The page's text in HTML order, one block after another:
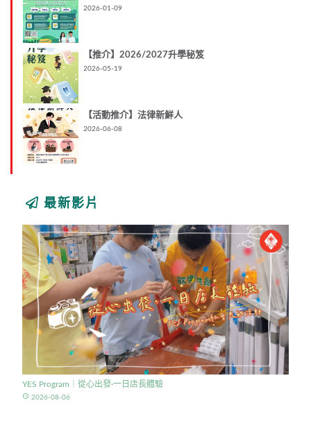
2026-01-09
【推介】2026/2027升學秘笈
2026-05-19
【活動推介】法律新鮮人
2026-06-08
最新影片
YES Program｜從心出發·一日店長體驗
access_time 2026-08-06